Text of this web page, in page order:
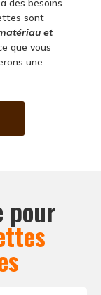
des besoins
sont
et
que vous
une
pour